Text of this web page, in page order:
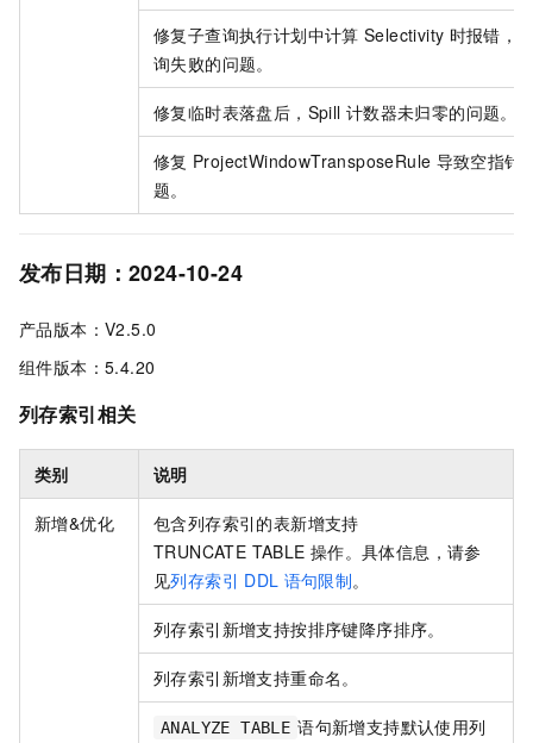
修复子查询执行计划中计算 Selectivity 时报错，
询失败的问题。
修复临时表落盘后，Spill 计数器未归零的问题。
修复 ProjectWindowTransposeRule 导致空指针
题。
发布日期：2024-10-24
产品版本：V2.5.0
组件版本：5.4.20
列存索引相关
类别 说明
新增&优化
包含列存索引的表新增支持
TRUNCATE TABLE 操作。具体信息，请参
见列存索引 DDL 语句限制。
列存索引新增支持按排序键降序排序。
列存索引新增支持重命名。
ANALYZE TABLE 语句新增支持默认使用列